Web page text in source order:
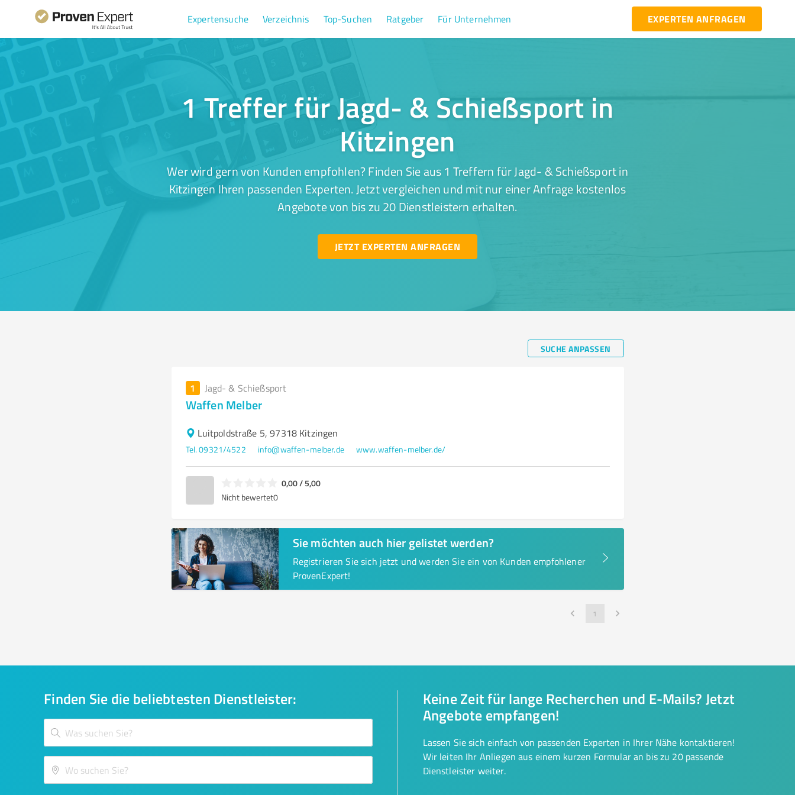
Expertensuche Verzeichnis Top-Suchen Ratgeber Für Unternehmen EXPERTEN ANFRAGEN
1 Treffer für Jagd- & Schießsport in
Kitzingen
Wer wird gern von Kunden empfohlen? Finden Sie aus 1 Treffern für Jagd- & Schießsport in
Kitzingen Ihren passenden Experten. Jetzt vergleichen und mit nur einer Anfrage kostenlos
Angebote von bis zu 20 Dienstleistern erhalten.
JETZT EXPERTEN ANFRAGEN
SUCHE ANPASSEN
1 Jagd- & Schießsport
Waffen Melber
Luitpoldstraße 5, 97318 Kitzingen
Tel. 09321/4522 info@waffen-melber.de www.waffen-melber.de/
0,00 / 5,00
Nicht bewertet0
Sie möchten auch hier gelistet werden?
Registrieren Sie sich jetzt und werden Sie ein von Kunden empfohlener
ProvenExpert!
1
Finden Sie die beliebtesten Dienstleister:
Keine Zeit für lange Recherchen und E-Mails? Jetzt
Angebote empfangen!
Lassen Sie sich einfach von passenden Experten in Ihrer Nähe kontaktieren!
Wir leiten Ihr Anliegen aus einem kurzen Formular an bis zu 20 passende
Dienstleister weiter.